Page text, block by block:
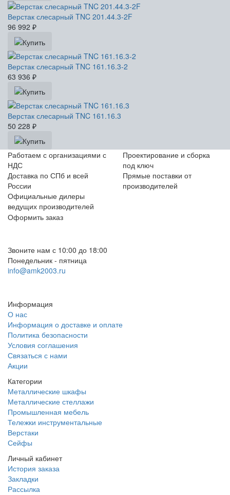
Верстак слесарный TNC 201.44.3-2F
96 992 ₽
Верстак слесарный TNC 161.16.3-2
63 936 ₽
Верстак слесарный TNC 161.16.3
50 228 ₽
Работаем с организациями с
НДС
Проектирование и сборка
под ключ
Доставка по СПб и всей
России
Прямые поставки от
производителей
Официальные дилеры
ведущих производителей
Оформить заказ
Звоните нам с 10:00 до 18:00
Понедельник - пятница
info@amk2003.ru
Информация
О нас
Информация о доставке и оплате
Политика безопасности
Условия соглашения
Связаться с нами
Акции
Категории
Металлические шкафы
Металлические стеллажи
Промышленная мебель
Тележки инструментальные
Верстаки
Сейфы
Личный кабинет
История заказа
Закладки
Рассылка